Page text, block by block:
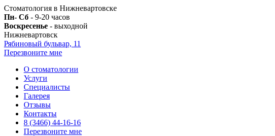
Стоматология в Нижневартовске
Пн- Сб - 9-20 часов
Воскресенье - выходной
Нижневартовск
Рябиновый бульвар, 11
Перезвоните мне
О стоматологии
Услуги
Специалисты
Галерея
Отзывы
Контакты
8 (3466) 44-16-16
Перезвоните мне